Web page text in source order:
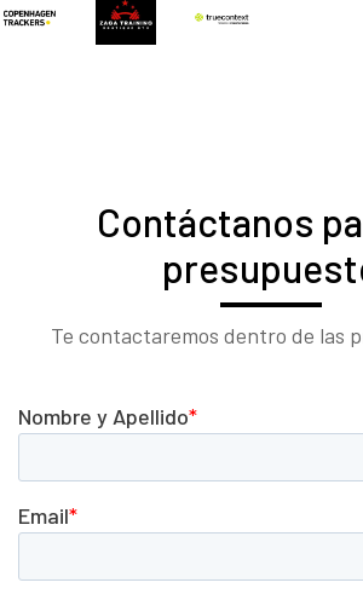
Contáctanos
Te contactaremos dentro de las